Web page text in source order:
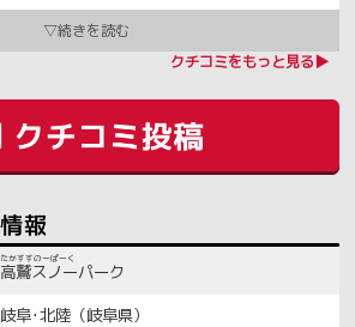
クチコミをもっと見る▶
高鷲スノーパーク
岐阜･北陸（岐阜県）